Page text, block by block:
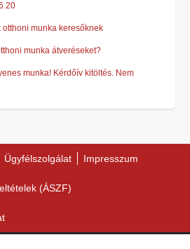
munka keresőknek
munka átveréseket?
munka! Kérdőív kitöltés. Nem
Ügyfélszolgálat Impresszum
(ÁSZF)